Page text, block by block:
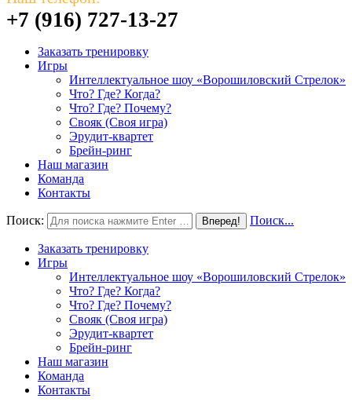
+7 (916) 727-13-27
Заказать тренировку
Игры
Интеллектуальное шоу «Ворошиловский Стрелок»
Что? Где? Когда?
Что? Где? Почему?
Свояк (Своя игра)
Эрудит-квартет
Брейн-ринг
Наш магазин
Команда
Контакты
Поиск: Поиск...
Заказать тренировку
Игры
Интеллектуальное шоу «Ворошиловский Стрелок»
Что? Где? Когда?
Что? Где? Почему?
Свояк (Своя игра)
Эрудит-квартет
Брейн-ринг
Наш магазин
Команда
Контакты